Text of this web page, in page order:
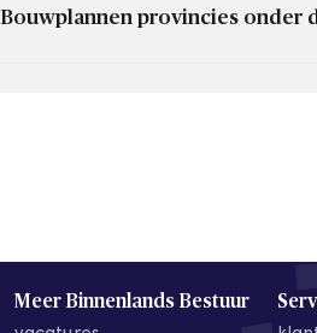
Bouwplannen provincies onder
Meer Binnenlands Bestuur